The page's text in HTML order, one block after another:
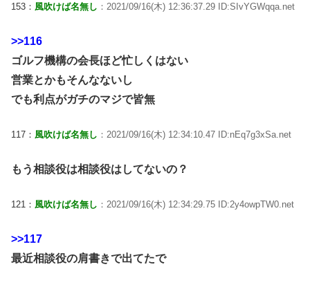
153： 風吹けば名無し ：2021/09/16(木) 12:36:37.29 ID:SIvYGWqqa.net
>>116
ゴルフ機構の会長ほど忙しくはない
営業とかもそんなないし
でも利点がガチのマジで皆無
117： 風吹けば名無し ：2021/09/16(木) 12:34:10.47 ID:nEq7g3xSa.net
もう相談役は相談役はしてないの？
121： 風吹けば名無し ：2021/09/16(木) 12:34:29.75 ID:2y4owpTW0.net
>>117
最近相談役の肩書きで出てたで